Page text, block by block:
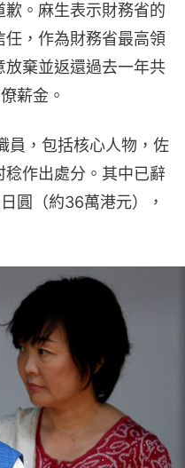
。麻生表示財務省的
，作為財務省最高領
棄並返還過去一年共
薪金。
員，包括核心人物，佐
作出處分。其中已辭
圓（約36萬港元），